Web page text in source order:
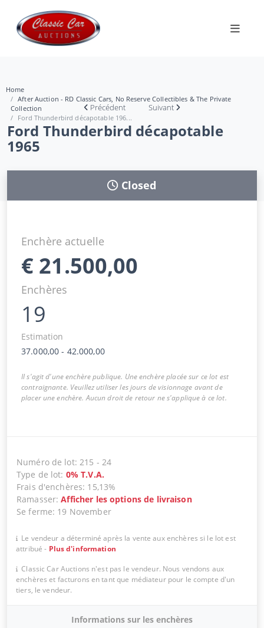
Home
After Auction - RD Classic Cars, No Reserve Collectibles & The Private
Collection
Ford Thunderbird décapotable 196...
Précédent Suivant
Ford Thunderbird décapotable
1965
Closed
Enchère actuelle
€ 21.500,00
Enchères
19
Estimation
37.000,00 - 42.000,00
Il s'agit d'une enchère publique. Une enchère placée sur ce lot est
contraignante. Veuillez utiliser les jours de visionnage avant de
placer une enchère. Aucun droit de retour ne s'applique à ce lot.
Numéro de lot:215 - 24
Type de lot: 0% T.V.A.
Frais d'enchères: 15,13%
Ramasser:Afficher les options de livraison
Se ferme: 19 November
Le vendeur a déterminé après la vente aux enchères si le lot est
attribué - Plus d'information
Classic Car Auctions n'est pas le vendeur. Nous vendons aux
enchères et facturons en tant que médiateur pour le compte d'un
tiers, le vendeur.
Informations sur les enchères